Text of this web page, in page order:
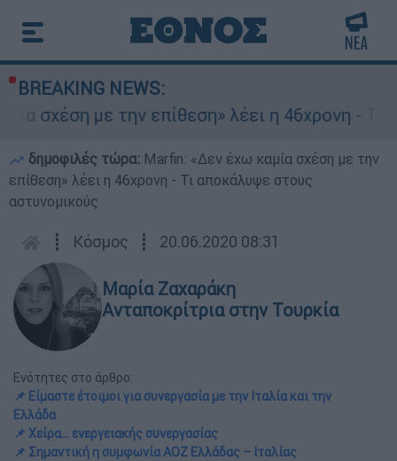
BREAKING NEWS:
με την επίθεση» λέει η 46χρονη - Τι
δημοφιλές τώρα: Marfin: «Δεν έχω καμία σχέση με την
επίθεση» λέει η 46χρονη - Τι αποκάλυψε στους
αστυνομικούς
┋ Κόσμος ┋ 20.06.2020 08:31
Μαρία Ζαχαράκη
Ανταποκρίτρια στην Τουρκία
Ενότητες στο άρθρο:
📌 Είμαστε έτοιμοι για συνεργασία με την Ιταλία και την
Ελλάδα
📌 Χείρα… ενεργειακής συνεργασίας
📌 Σημαντική η συμφωνία ΑΟΖ Ελλάδας – Ιταλίας